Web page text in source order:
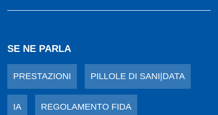
SE NE PARLA
PRESTAZIONI PILLOLE DI SANI|DATA
IA REGOLAMENTO FIDA